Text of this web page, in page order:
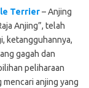
Terrier– Anjing
Anjing”, telah
ketangguhannya,
gagah dan
peliharaan
mencari anjing yang